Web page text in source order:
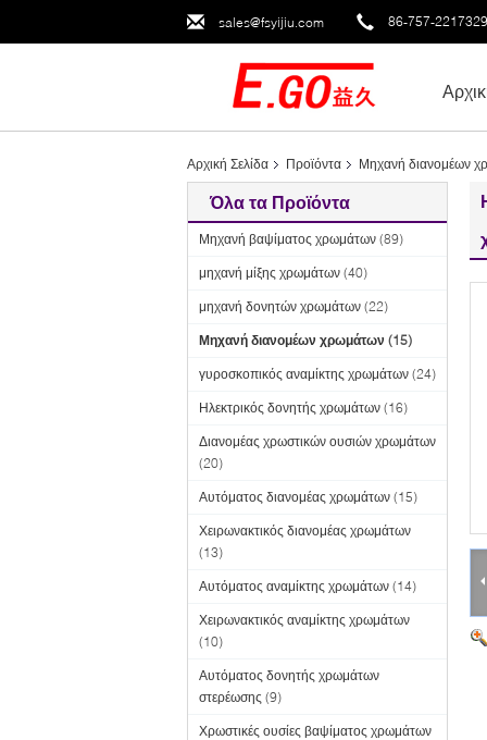
sales@fsyijiu.com 86-757-
Αρχική Σελίδα Προϊόντα Μηχανή διανομέων
Όλα τα Προϊόντα
Μηχανή βαψίματος χρωμάτων (89)
μηχανή μίξης χρωμάτων (40)
μηχανή δονητών χρωμάτων (22)
Μηχανή διανομέων χρωμάτων (15)
γυροσκοπικός αναμίκτης χρωμάτων (24)
Ηλεκτρικός δονητής χρωμάτων (16)
Διανομέας χρωστικών ουσιών χρωμάτων
(20)
Αυτόματος διανομέας χρωμάτων (15)
Χειρωνακτικός διανομέας χρωμάτων
(13)
Αυτόματος αναμίκτης χρωμάτων (14)
Χειρωνακτικός αναμίκτης χρωμάτων
(10)
Αυτόματος δονητής χρωμάτων
στερέωσης (9)
Χρωστικές ουσίες βαψίματος χρωμάτων